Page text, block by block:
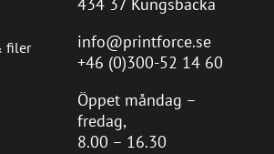
434 37 Kungsbacka
info@printforce.se
+46 (0)300-52 14 60
Öppet måndag –
fredag,
8.00 – 16.30
filer